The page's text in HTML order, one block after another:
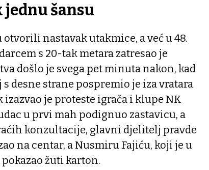
šansu
otvorili nastavak utakmice, a već u 48.
s 20-tak metara zatresao je
došlo je svega pet minuta nakon, kad
s desne strane pospremio je iza vratara
izazvao je proteste igrača i klupe NK
u prvi mah podignuo zastavicu, a
konzultacije, glavni djelitelj pravde
na centar, a Nusmiru Fajiću, koji je u
žuti karton.